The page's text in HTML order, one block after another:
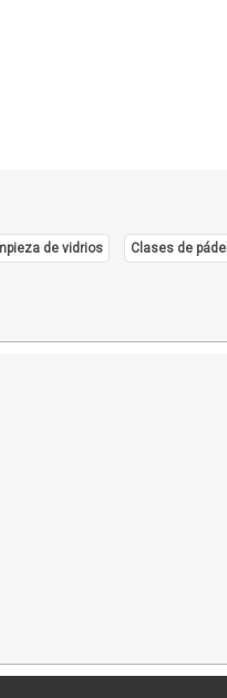
de vidrios Clases de pádel